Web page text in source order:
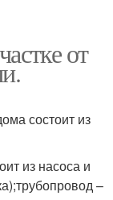
от
состоит из
из насоса и
–